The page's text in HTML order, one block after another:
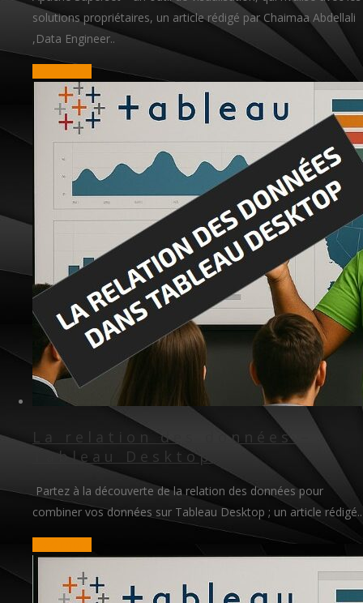
solutions propriétaires, un article rédigé par Chaimaa Abdellali
,Data Engineer..
La relation des données –
Tableau Desktop
Partez à la découverte de la relation des données pour
combiner vos données sur Tableau Desktop ; un article rédigé..